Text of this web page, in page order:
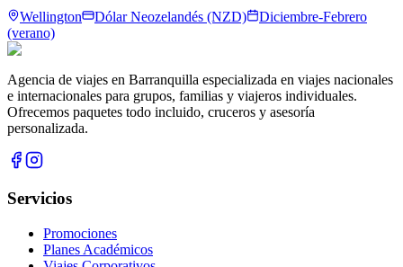
Wellington
Dólar Neozelandés (NZD)
Diciembre-Febrero
(verano)
Agencia de viajes en Barranquilla especializada en viajes nacionales
e internacionales para grupos, familias y viajeros individuales.
Ofrecemos paquetes todo incluido, cruceros y asesoría
personalizada.
Servicios
Promociones
Planes Académicos